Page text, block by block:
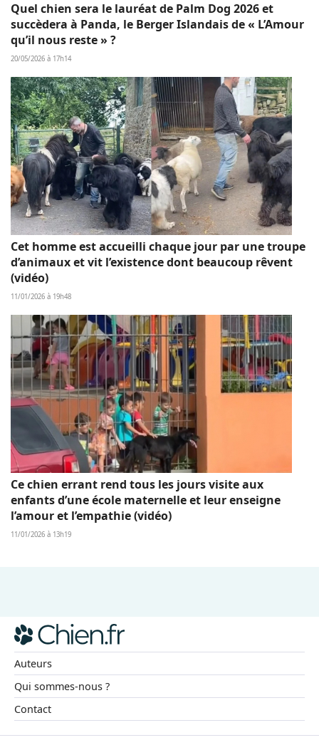
Quel chien sera le lauréat de Palm Dog 2026 et
succèdera à Panda, le Berger Islandais de « L’Amour
qu’il nous reste » ?
20/05/2026 à 17h14
Cet homme est accueilli chaque jour par une troupe
d’animaux et vit l’existence dont beaucoup rêvent
(vidéo)
11/01/2026 à 19h48
Ce chien errant rend tous les jours visite aux
enfants d’une école maternelle et leur enseigne
l’amour et l’empathie (vidéo)
11/01/2026 à 13h19
Auteurs
Qui sommes-nous ?
Contact